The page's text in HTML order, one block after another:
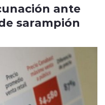
ante
sarampión